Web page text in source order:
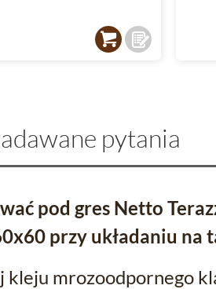
pytania
pod gres Netto
przy układaniu na
kleju mrozoodpornego